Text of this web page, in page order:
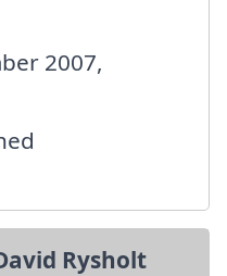
2007,
Rysholt